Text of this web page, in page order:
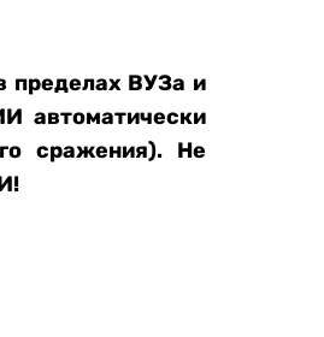
пределах ВУЗа и
автоматически
сражения). Не